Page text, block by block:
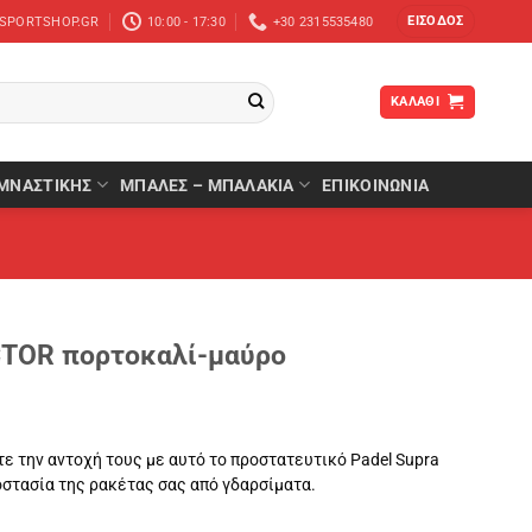
10:00 - 17:30 +30 2315535480 ΕΊΣΟΔΟΣ
ΚΑΛΆΘΙ
ΜΠΆΛΕΣ – ΜΠΑΛΆΚΙΑ ΕΠΙΚΟΙΝΩΝΙΑ
πορτοκαλί-μαύρο
την αντοχή τους με αυτό το προστατευτικό Padel Supra
της ρακέτας σας από γδαρσίματα.